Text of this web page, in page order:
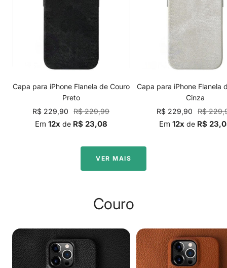
Capa para iPhone Flanela de Couro
Preto
Preço
promocional
R$ 229,90
Preço
normal
R$ 229,99
Em 12x de R$ 23,08
Capa para iPhone Flanela
Cinza
Preço
promocional
R$ 229,90
Preço
normal
R$
Em 12x de R$
VER MAIS
Couro